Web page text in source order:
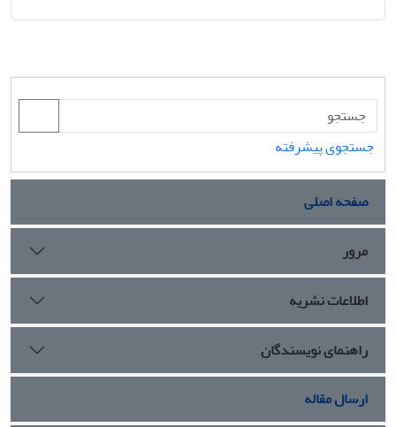
جستجوی پیشرفته
صفحه اصلی
مرور
اطلاعات نشریه
راهنمای نویسندگان
ارسال مقاله